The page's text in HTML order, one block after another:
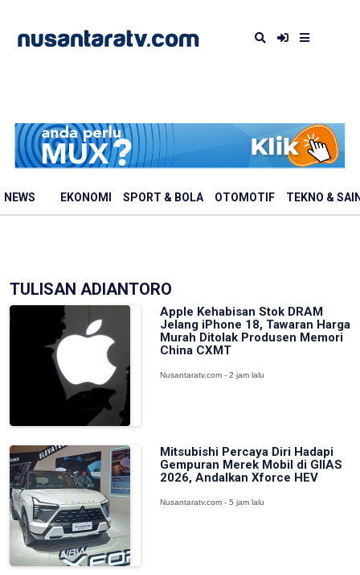
NEWS EKONOMI SPORT & BOLA OTOMOTIF TEKNO &
TULISAN ADIANTORO
Apple Kehabisan Stok DRAM
Jelang iPhone 18, Tawaran Harga
Murah Ditolak Produsen Memori
China CXMT
Nusantaratv.com - 2 jam lalu
Mitsubishi Percaya Diri Hadapi
Gempuran Merek Mobil di GIIAS
2026, Andalkan Xforce HEV
Nusantaratv.com - 5 jam lalu